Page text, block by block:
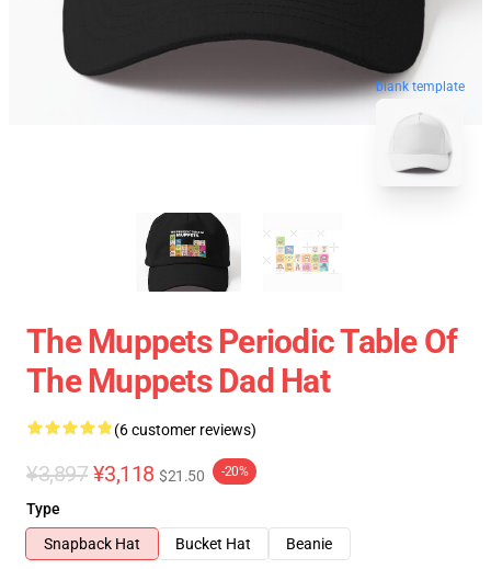
blank template
The Muppets Periodic Table Of
The Muppets Dad Hat
(6 customer reviews)
¥3,897 ¥3,118 $21.50 -20%
Type
Snapback Hat
Bucket Hat
Beanie